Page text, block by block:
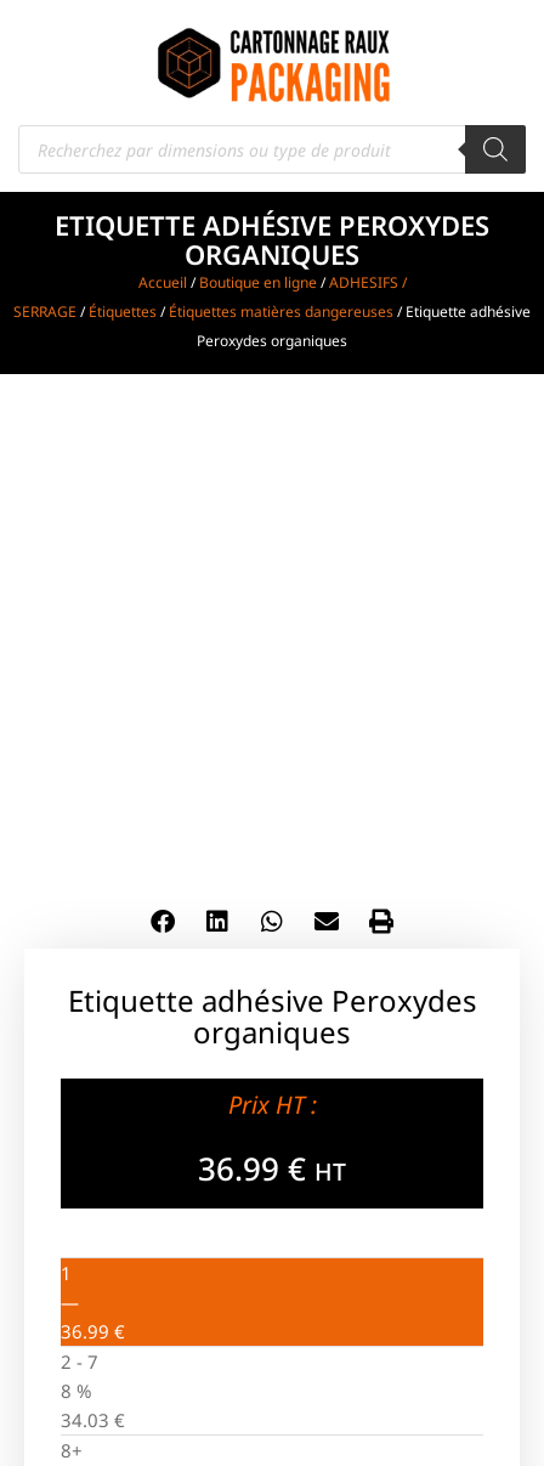
ETIQUETTE ADHÉSIVE PEROXYDES
ORGANIQUES
Accueil /Boutique en ligne/ADHESIFS /
SERRAGE /Étiquettes/Étiquettes matières dangereuses/ Etiquette adhésive
Peroxydes organiques
Etiquette adhésive Peroxydes
organiques
Prix HT :
36.99 € HT
1
—
36.99 €
2 - 7
8 %
34.03 €
8+